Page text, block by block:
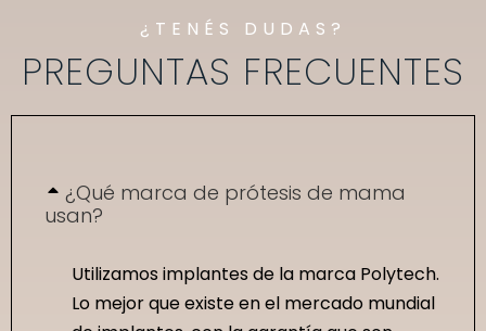
¿TENÉS DUDAS?
PREGUNTAS FRECUENTES
¿Qué marca de prótesis de mama
usan?
Utilizamos implantes de la marca Polytech.
Lo mejor que existe en el mercado mundial